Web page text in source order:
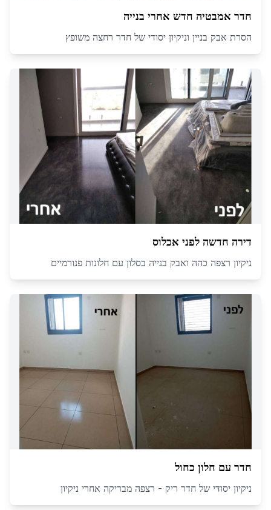
חדר אמבטיה חדש אחרי בנייה
הסרת אבק בניין וניקיון יסודי של חדר רחצה משופץ
דירה חדשה לפני אכלוס
ניקיון רצפה כהה ואבק בנייה בסלון עם חלונות פנורמיים
חדר עם חלון כחול
ניקיון יסודי של חדר ריק - רצפה מבריקה אחרי ניקיון